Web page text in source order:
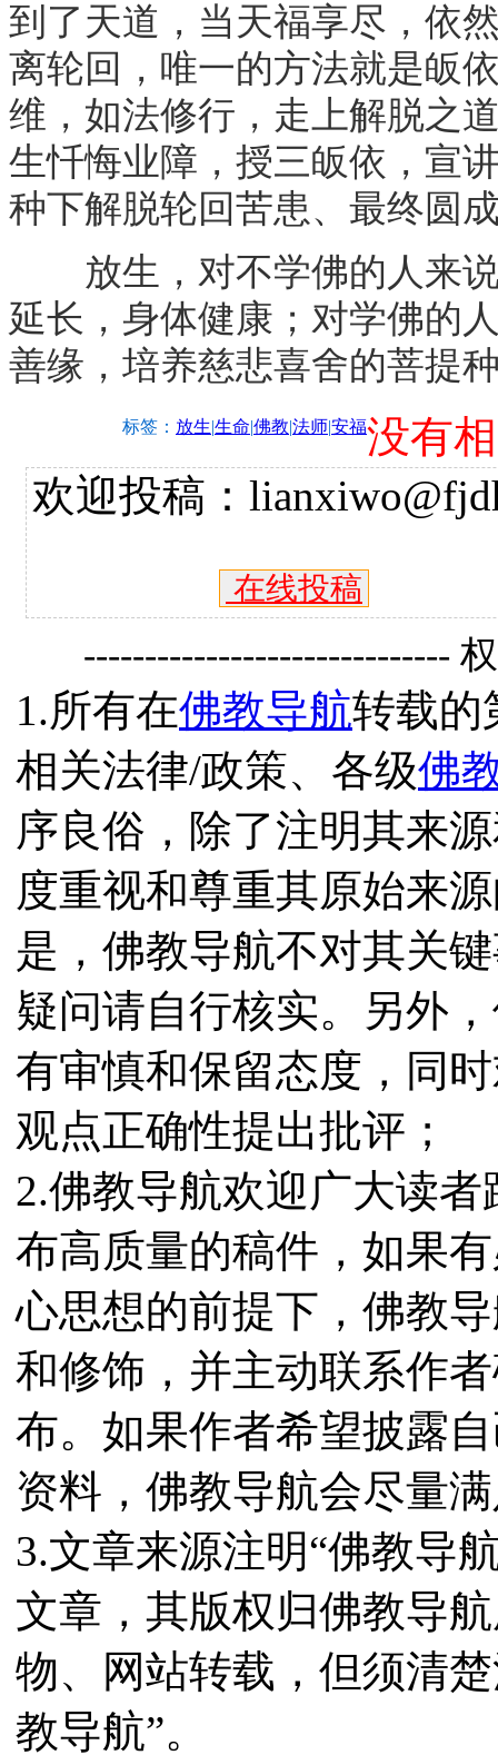
到了天道，当天福享尽，依
离轮回，唯一的方法就是皈
维，如法修行，走上解脱之
生忏悔业障，授三皈依，宣
种下解脱轮回苦患、最终圆
放生，对不学佛的人来说
延长，身体健康；对学佛的
善缘，培养慈悲喜舍的菩提
标签： 放生|生命|佛教|法师|安福没有
欢迎投稿：
在线投稿
------------------------------
1.所有在佛教导航转载的
相关法律/政策、各级佛
序良俗，除了注明其来
度重视和尊重其原始来
是，佛教导航不对其关
疑问请自行核实。另外
有审慎和保留态度，同
观点正确性提出批评；
2.佛教导航欢迎广大读
布高质量的稿件，如果
心思想的前提下，佛教
和修饰，并主动联系作
布。如果作者希望披露
资料，佛教导航会尽量
3.文章来源注明“佛教导
文章，其版权归佛教导
物、网站转载，但须清
教导航”。